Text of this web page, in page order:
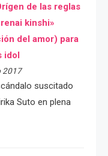
de las reglas
kinshi»
del amor) para
idol
2017
suscitado
Suto en plena